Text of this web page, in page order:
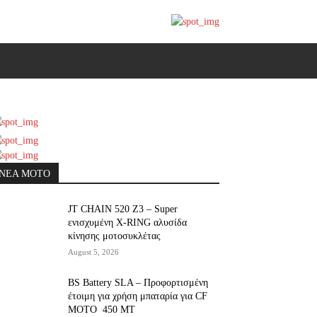
MOTO
JT CHAIN 520 Ζ3 – Super
ενισχυμένη X-RING αλυσίδα
κίνησης μοτοσυκλέτας
August 5, 2026
BS Battery SLA – Προφορτισμένη
έτοιμη για χρήση μπαταρία για CF
MOTO 450 MT